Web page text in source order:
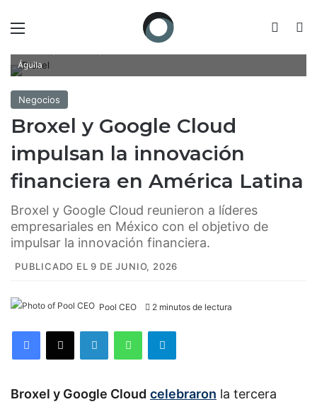
Broxel y Google Cloud reunieron a líderes empresariales en México
Águila
Negocios
Broxel y Google Cloud
impulsan la innovación
financiera en América Latina
Broxel y Google Cloud reunieron a líderes
empresariales en México con el objetivo de
impulsar la innovación financiera.
PUBLICADO EL 9 DE JUNIO, 2026
Pool CEO 2 minutos de lectura
Broxel y Google Cloud celebraron la tercera